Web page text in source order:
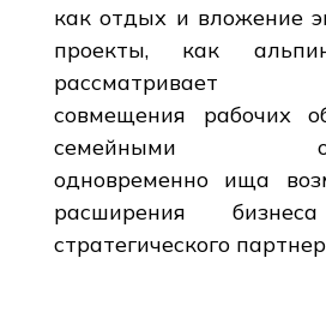
как отдых и вложение
проекты, как
рассматривает
совмещения рабочих
семейными
одновременно ища
расширения
стратегического